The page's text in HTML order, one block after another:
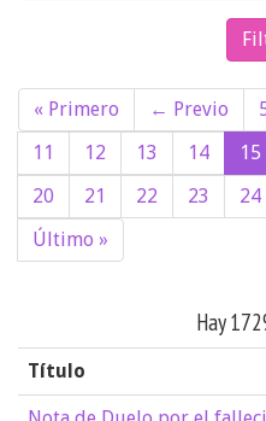
« Primero ← Previo
11
12 13 14 15
20
21 22 23 24
Último »
Hay
Título